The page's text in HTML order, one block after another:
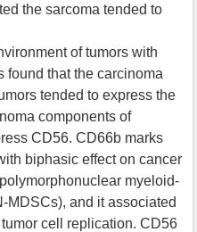
the sarcoma tended to
of tumors with
found that the carcinoma
tended to express the
components of
CD56. CD66b marks
biphasic effect on cancer
myeloid-
MDSCs), and it associated
cell replication. CD56